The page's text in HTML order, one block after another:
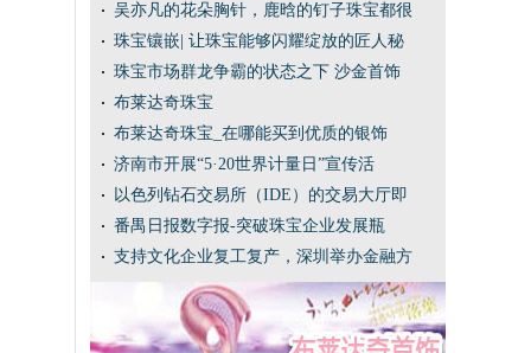
吴亦凡的花朵胸针，鹿晗的钉子珠宝都很
珠宝镶嵌| 让珠宝能够闪耀绽放的匠人秘
珠宝市场群龙争霸的状态之下 沙金首饰
布莱达奇珠宝
布莱达奇珠宝_在哪能买到优质的银饰
济南市开展“5·20世界计量日”宣传活
以色列钻石交易所（IDE）的交易大厅即
番禺日报数字报-突破珠宝企业发展瓶
支持文化企业复工复产，深圳举办金融方